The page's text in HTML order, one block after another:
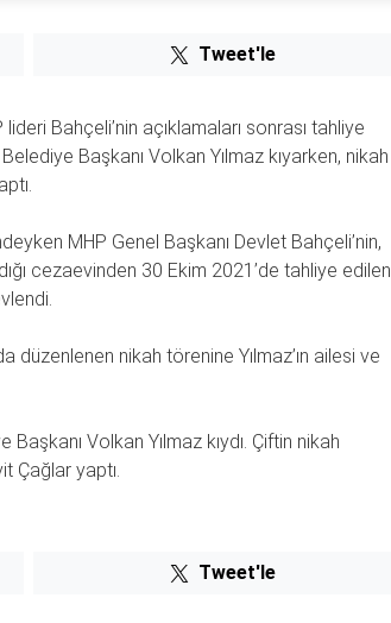
Tweet'le
Bahçeli’nin açıklamaları sonrası tahliye
Başkanı Volkan Yılmaz kıyarken, nikah
MHP Genel Başkanı Devlet Bahçeli’nin,
cezaevinden 30 Ekim 2021’de tahliye edilen
düzenlenen nikah törenine Yılmaz’ın ailesi ve
Başkanı Volkan Yılmaz kıydı. Çiftin nikah
Çağlar yaptı.
Tweet'le